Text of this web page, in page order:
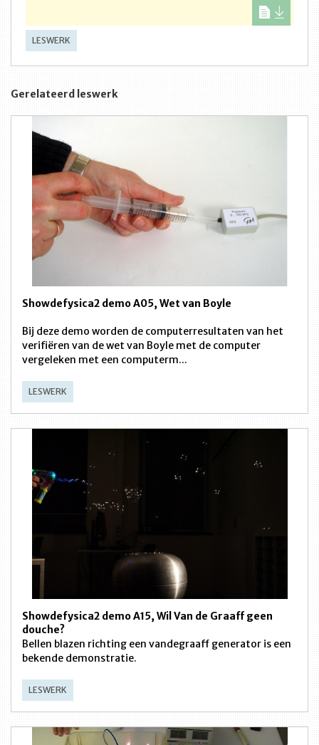
LESWERK
Gerelateerd leswerk
Showdefysica2 demo A05, Wet van Boyle
Bij deze demo worden de computerresultaten van het
verifiëren van de wet van Boyle met de computer
vergeleken met een computerm...
LESWERK
Showdefysica2 demo A15, Wil Van de Graaff geen
douche?
Bellen blazen richting een vandegraaff generator is een
bekende demonstratie.
LESWERK